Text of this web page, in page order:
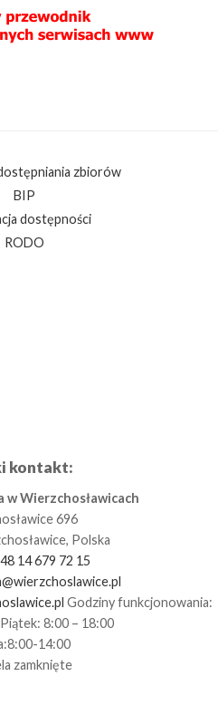
zbiorów
BIP
dostępności
RODO
kontakt:
w Wierzchosławicach
696
Polska
14 679 72 15
Godziny funkcjonowania:
8:00 – 18:00
14:00
zamknięte